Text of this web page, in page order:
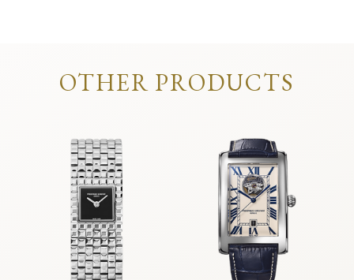
OTHER PRODUCTS